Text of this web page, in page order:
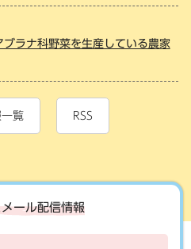
ラナ科野菜を生産している農家
覧 RSS
ール配信情報